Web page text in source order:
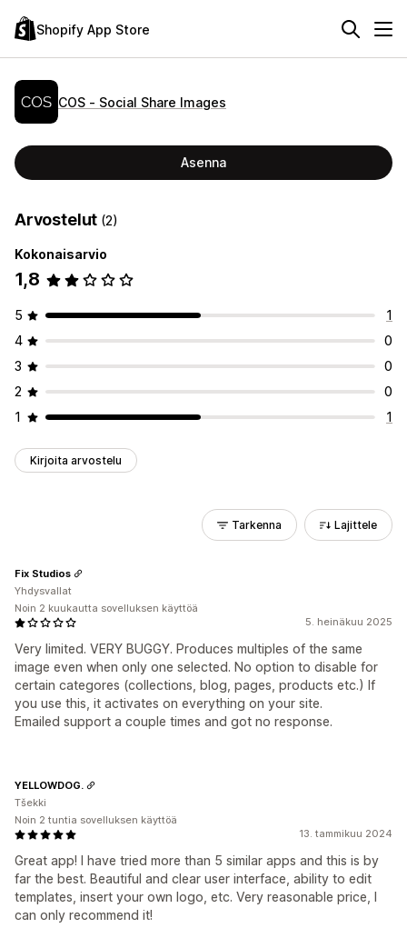
Shopify App Store
COS ‑ Social Share Images
Asenna
Arvostelut (2)
Kokonaisarvio
1,8
5
1
4
0
3
0
2
0
1
1
Kirjoita arvostelu
Tarkenna Lajittele
5. heinäkuu 2025
Very limited. VERY BUGGY. Produces multiples of the same
image even when only one selected. No option to disable for
certain categores (collections, blog, pages, products etc.) If
you use this, it activates on everything on your site.
Emailed support a couple times and got no response.
Fix Studios
Yhdysvallat
Noin 2 kuukautta sovelluksen käyttöä
13. tammikuu 2024
Great app! I have tried more than 5 similar apps and this is by
far the best. Beautiful and clear user interface, ability to edit
templates, insert your own logo, etc. Very reasonable price, I
can only recommend it!
YELLOWDOG.
Tšekki
Noin 2 tuntia sovelluksen käyttöä